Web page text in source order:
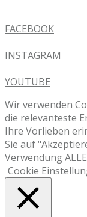
FACEBOOK
INSTAGRAM
YOUTUBE
Wir verwenden
die relevanteste
Ihre Vorlieben
Sie auf
Verwendung
Cookie